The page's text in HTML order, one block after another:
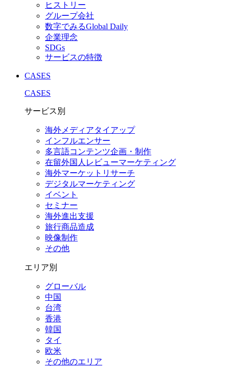
ヒストリー
グループ会社
数字でみるGlobal Daily
企業理念
SDGs
サービスの特徴
CASES
CASES
サービス別
海外メディアタイアップ
インフルエンサー
多言語コンテンツ企画・制作
在留外国⼈レビューマーケティング
海外マーケットリサーチ
デジタルマーケティング
イベント
セミナー
海外進出支援
旅行商品造成
映像制作
その他
エリア別
グローバル
中国
台湾
香港
韓国
タイ
欧米
その他のエリア